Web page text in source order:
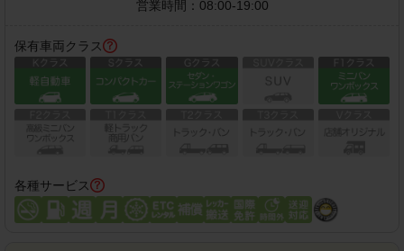
営業時間： 08:00-19:00
保有車両クラス
各種サービス